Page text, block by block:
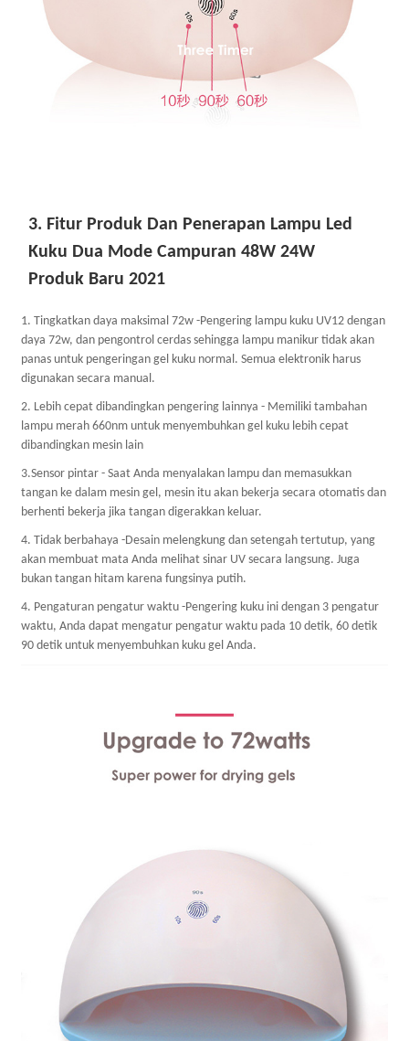
3. Fitur Produk Dan Penerapan Lampu Led
Kuku Dua Mode Campuran 48W 24W
Produk Baru 2021
1. Tingkatkan daya maksimal 72w -Pengering lampu kuku UV12 dengan
daya 72w, dan pengontrol cerdas sehingga lampu manikur tidak akan
panas untuk pengeringan gel kuku normal. Semua elektronik harus
digunakan secara manual.
2. Lebih cepat dibandingkan pengering lainnya - Memiliki tambahan
lampu merah 660nm untuk menyembuhkan gel kuku lebih cepat
dibandingkan mesin lain
3.Sensor pintar - Saat Anda menyalakan lampu dan memasukkan
tangan ke dalam mesin gel, mesin itu akan bekerja secara otomatis dan
berhenti bekerja jika tangan digerakkan keluar.
4. Tidak berbahaya -Desain melengkung dan setengah tertutup, yang
akan membuat mata Anda melihat sinar UV secara langsung. Juga
bukan tangan hitam karena fungsinya putih.
4. Pengaturan pengatur waktu -Pengering kuku ini dengan 3 pengatur
waktu, Anda dapat mengatur pengatur waktu pada 10 detik, 60 detik
90 detik untuk menyembuhkan kuku gel Anda.